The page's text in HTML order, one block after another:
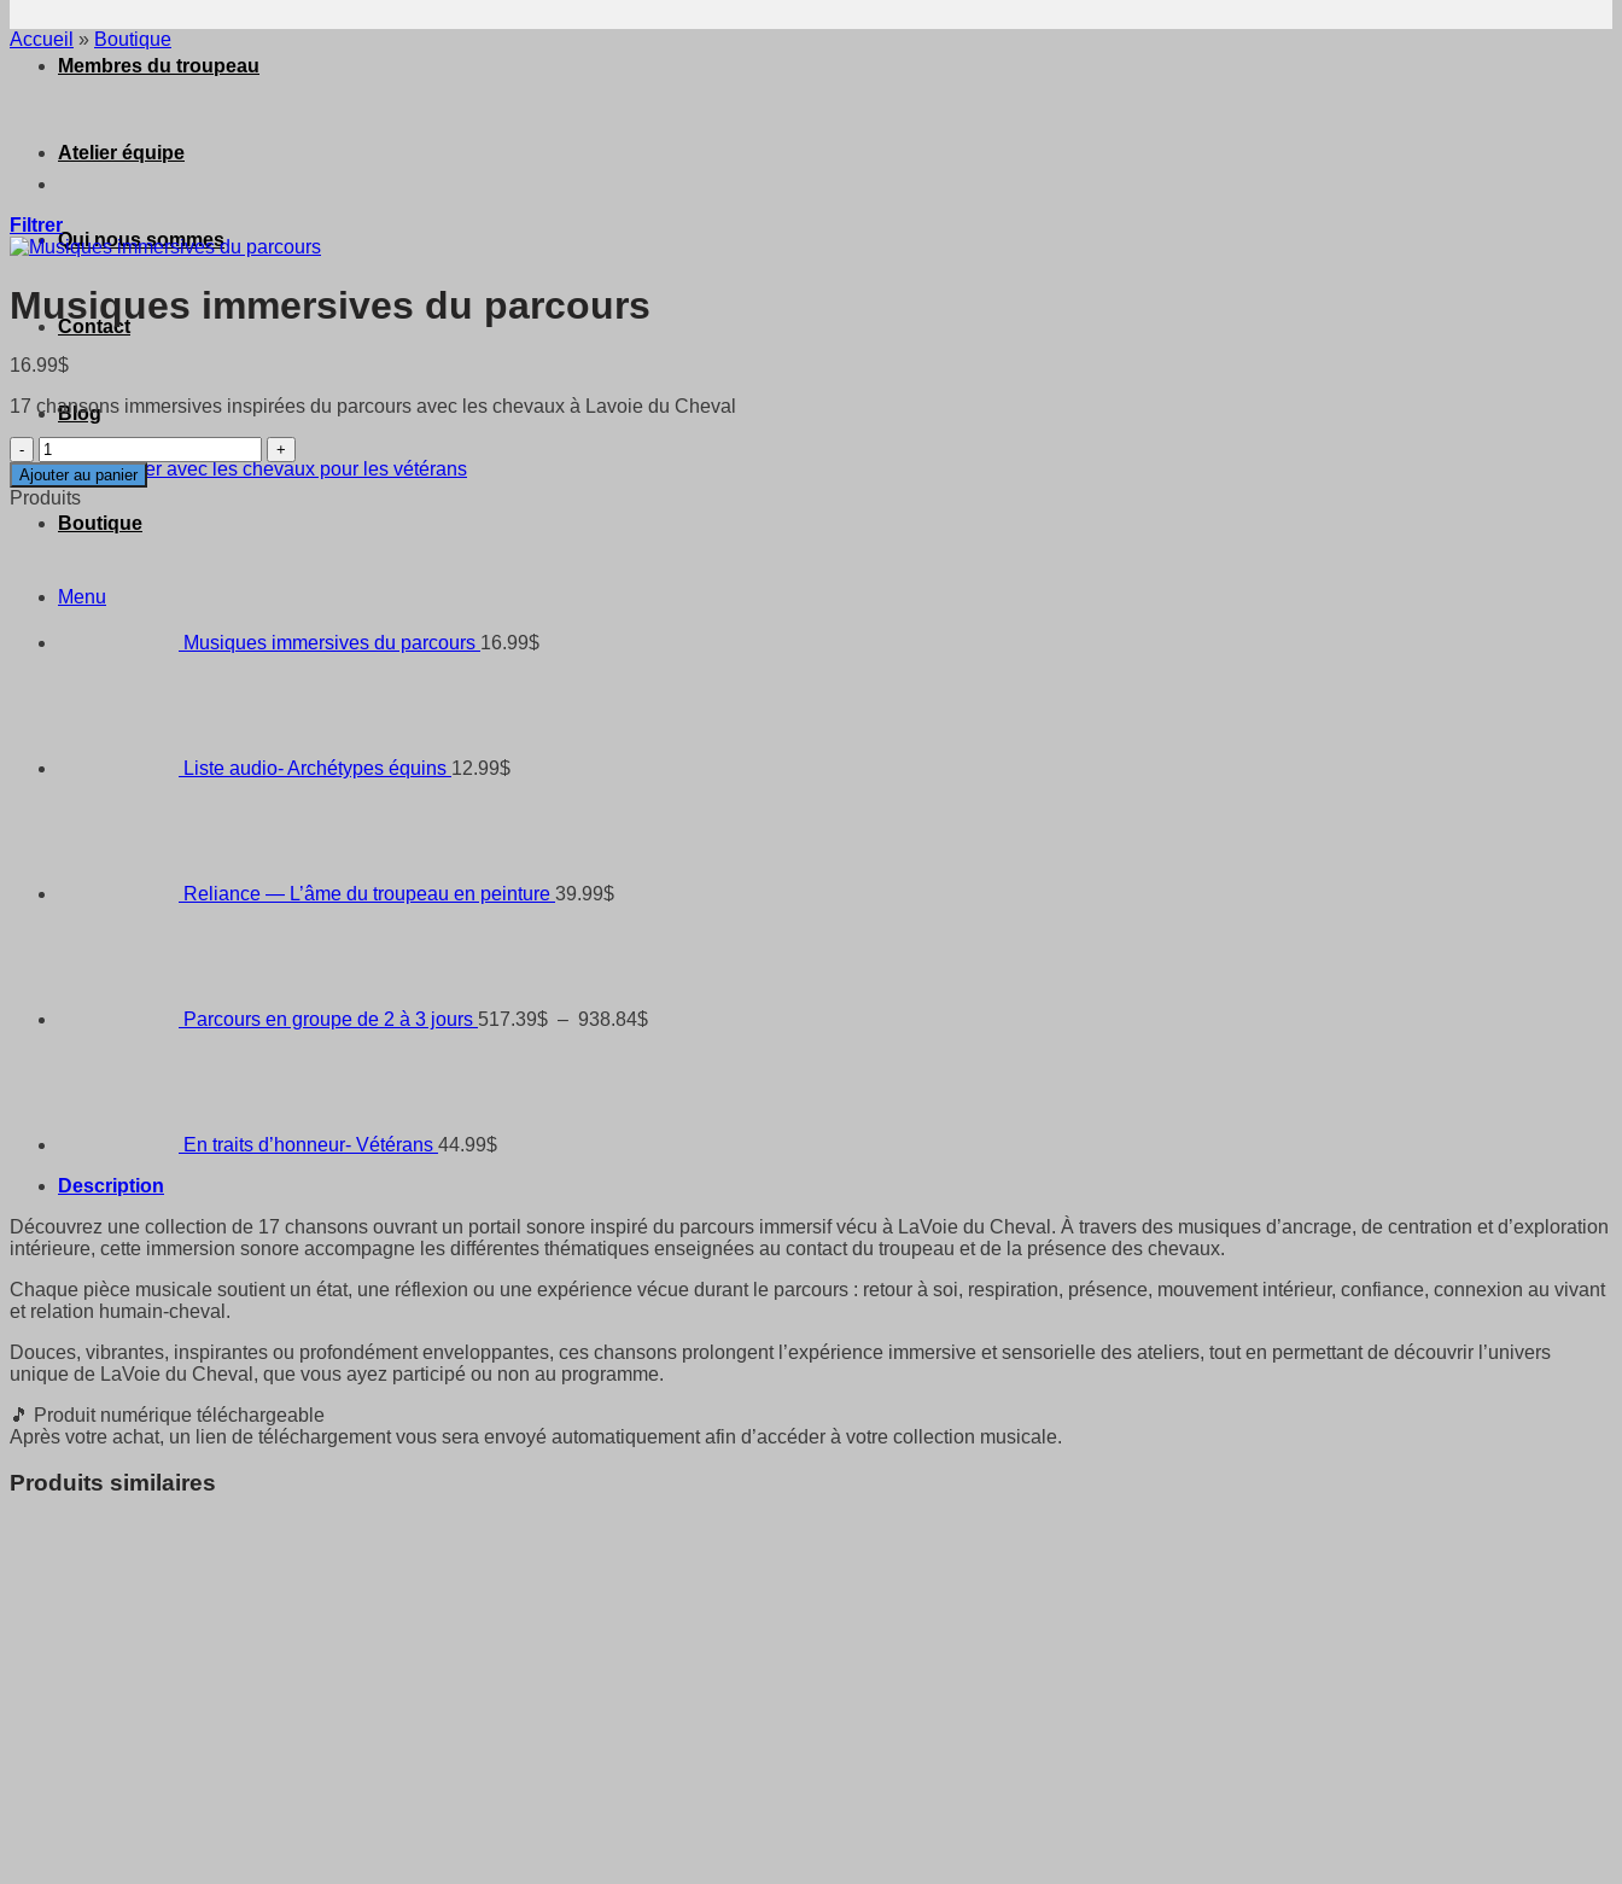
Membres du troupeau
Atelier équipe
Qui nous sommes
Contact
Blog
Atelier avec les chevaux pour les vétérans
Boutique
Menu
Accueil » Boutique
Filtrer
Musiques immersives du parcours
16.99$
17 chansons immersives inspirées du parcours avec les chevaux à Lavoie du Cheval
quantité
de
Musiques
immersives
du
Ajouter au panier
Produits
Musiques immersives du parcours 16.99$
Liste audio- Archétypes équins 12.99$
Reliance — L’âme du troupeau en peinture 39.99$
Parcours en groupe de 2 à 3 jours 517.39$ – 938.84$938.84$
En traits d’honneur- Vétérans 44.99$
Description
Découvrez une collection de 17 chansons ouvrant un portail sonore inspiré du parcours immersif vécu à LaVoie du Cheval. À travers des musiques d’ancrage, de centration et d’exploration
intérieure, cette immersion sonore accompagne les différentes thématiques enseignées au contact du troupeau et de la présence des chevaux.
Chaque pièce musicale soutient un état, une réflexion ou une expérience vécue durant le parcours : retour à soi, respiration, présence, mouvement intérieur, confiance, connexion au vivant
et relation humain-cheval.
Douces, vibrantes, inspirantes ou profondément enveloppantes, ces chansons prolongent l’expérience immersive et sensorielle des ateliers, tout en permettant de découvrir l’univers
unique de LaVoie du Cheval, que vous ayez participé ou non au programme.
🎵 Produit numérique téléchargeable
Après votre achat, un lien de téléchargement vous sera envoyé automatiquement afin d’accéder à votre collection musicale.
Produits similaires